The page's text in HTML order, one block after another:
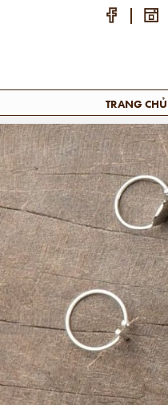
TRANG CHỦ